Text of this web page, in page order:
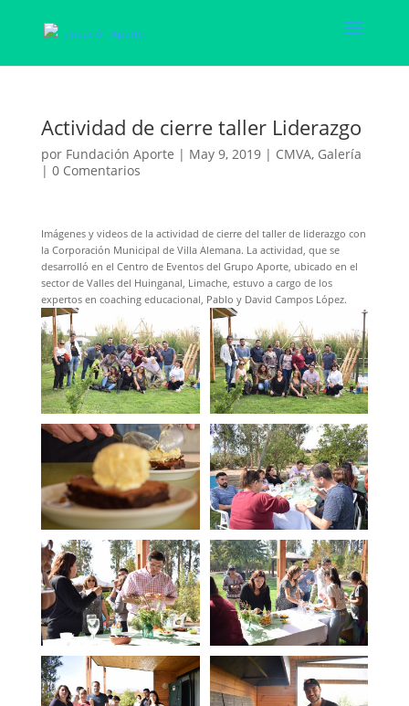
Actividad de cierre taller Liderazgo
por Fundación Aporte | May 9, 2019| CMVA, Galería
| 0 Comentarios
Imágenes y videos de la actividad de cierre del taller de liderazgo con
la Corporación Municipal de Villa Alemana. La actividad, que se
desarrolló en el Centro de Eventos del Grupo Aporte, ubicado en el
sector de Valles del Huinganal, Limache, estuvo a cargo de los
expertos en coaching educacional, Pablo y David Campos López.